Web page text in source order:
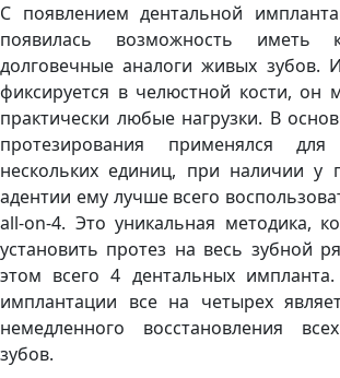
С появлением дентальной
появилась возможность иметь
долговечные аналоги живых зубов.
фиксируется в челюстной кости, он
практически любые нагрузки. В
протезирования применялся для
нескольких единиц, при наличии у
адентии ему лучше всего
all-on-4. Это уникальная методика,
установить протез на весь зубной
этом всего 4 дентальных
имплантации все на четырех
немедленного восстановления
зубов.